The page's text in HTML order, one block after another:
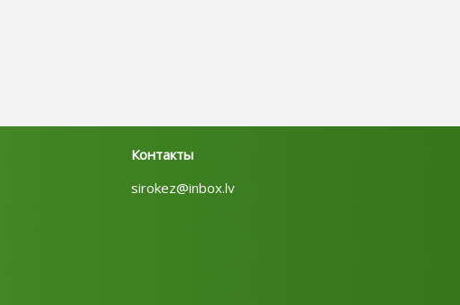
Контакты
sirokez@inbox.lv